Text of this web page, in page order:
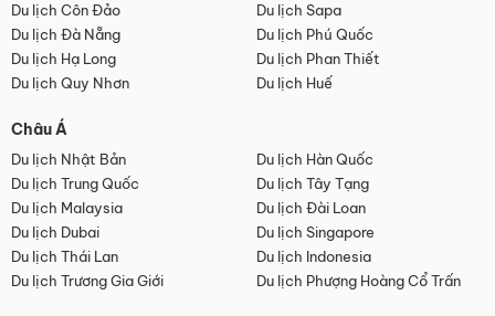
Du lịch Côn Đảo
Du lịch Sapa
Du lịch Đà Nẵng
Du lịch Phú Quốc
Du lịch Hạ Long
Du lịch Phan Thiết
Du lịch Quy Nhơn
Du lịch Huế
Châu Á
Du lịch Nhật Bản
Du lịch Hàn Quốc
Du lịch Trung Quốc
Du lịch Tây Tạng
Du lịch Malaysia
Du lịch Đài Loan
Du lịch Dubai
Du lịch Singapore
Du lịch Thái Lan
Du lịch Indonesia
Du lịch Trương Gia Giới
Du lịch Phượng Hoàng Cổ Trấn